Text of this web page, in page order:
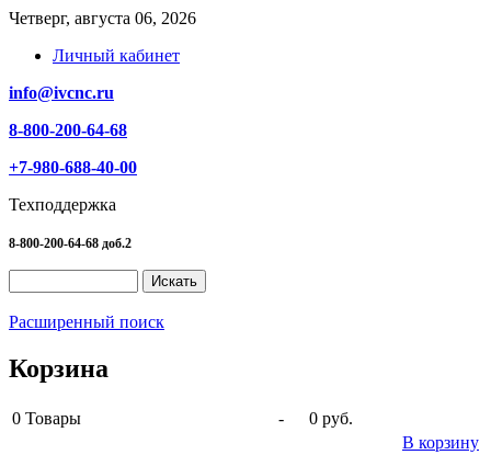
Четверг, августа 06, 2026
Личный кабинет
info@ivcnc.ru
8-800-200-64-68
+7-980-688-40-00
Техподдержка
8-800-200-64-68 доб.2
Расширенный поиск
Корзина
0 Товары -
0 руб.
В корзину